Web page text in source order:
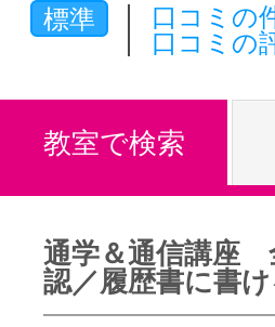
標準
口コミの
口コミの
教室で検索
通学＆通信講座
認／履歴書に書